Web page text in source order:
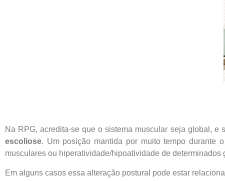
Na RPG, acredita-se que o sistema muscular seja global,
escoliose. Um posição mantida por muito tempo durante
musculares ou hiperatividade/hipoatividade de
Em alguns casos essa alteração postural pode estar